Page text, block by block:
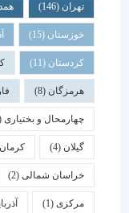
همدان
خوزستان(15)
کردستان(11)
هرمزگان(8) فارس
چهارمحال و بختیاری (4)
کرمان
خراسان شمالی(2) اهواز
(1) آذربایجان